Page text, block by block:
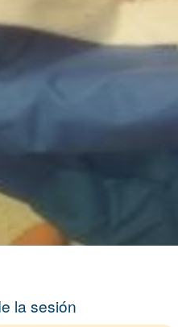
la sesión